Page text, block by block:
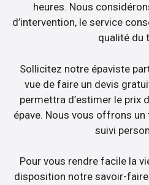
heures. Nous
d’intervention, le service
qualité du
Sollicitez notre épaviste
vue de faire un devis
permettra d’estimer le prix
épave. Nous vous offrons
suivi
Pour vous rendre facile la
disposition notre savoir-